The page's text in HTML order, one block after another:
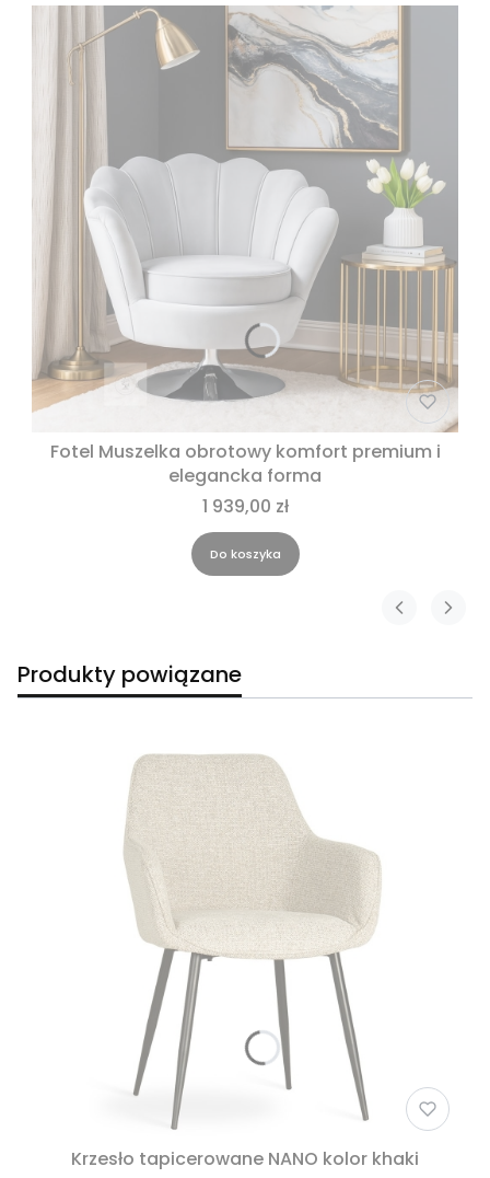
Fotel Muszelka obrotowy komfort premium i
elegancka forma
1 939,00 zł
Do koszyka
Produkty powiązane
Krzesło tapicerowane NANO kolor khaki